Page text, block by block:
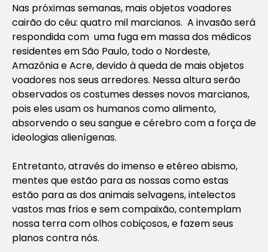
Nas próximas semanas, mais objetos voadores
cairão do céu: quatro mil marcianos. A invasão será
respondida com uma fuga em massa dos médicos
residentes em São Paulo, todo o Nordeste,
Amazônia e Acre, devido à queda de mais objetos
voadores nos seus arredores. Nessa altura serão
observados os costumes desses novos marcianos,
pois eles usam os humanos como alimento,
absorvendo o seu sangue e cérebro com a força de
ideologias alienígenas.
Entretanto, através do imenso e etéreo abismo,
mentes que estão para as nossas como estas
estão para as dos animais selvagens, intelectos
vastos mas frios e sem compaixão, contemplam
nossa terra com olhos cobiçosos, e fazem seus
planos contra nós.